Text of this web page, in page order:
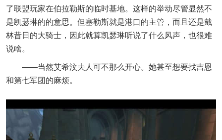
了联盟玩家在伯拉勒斯的临时基地。这样的举动尽管显然不
是凯瑟琳的的意思。但塞勒斯就是港口的主管，而且还是戴
林昔日的大骑士，因此就算凯瑟琳听说了什么风声，也很难
说啥。
——当然艾希汶夫人可不那么开心。她甚至想要找吉恩
和第七军团的麻烦。